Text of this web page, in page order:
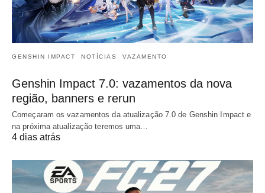
GENSHIN IMPACT NOTÍCIAS VAZAMENTO
Genshin Impact 7.0: vazamentos da nova
região, banners e rerun
Começaram os vazamentos da atualização 7.0 de Genshin Impact e
na próxima atualização teremos uma…
4 dias atrás